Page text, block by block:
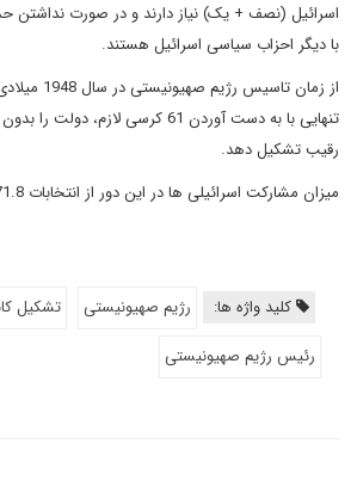
اسرائیل (نصف + یک) نیاز دارند و در صورت نداشتن حد
با دیگر احزاب سیاسی اسرائیل هستند.
از زمان
تنهایی با به دست آوردن 61 کرسی لازم،
رقیب تشکیل دهد.
میزان مشارکت اسرائیلی ها در این دور از انتخابات 71.8 درصد بوده است.
کلید واژه ها: رژیم صهیونیستی تشکیل
رئیس رژیم صهیونیستی